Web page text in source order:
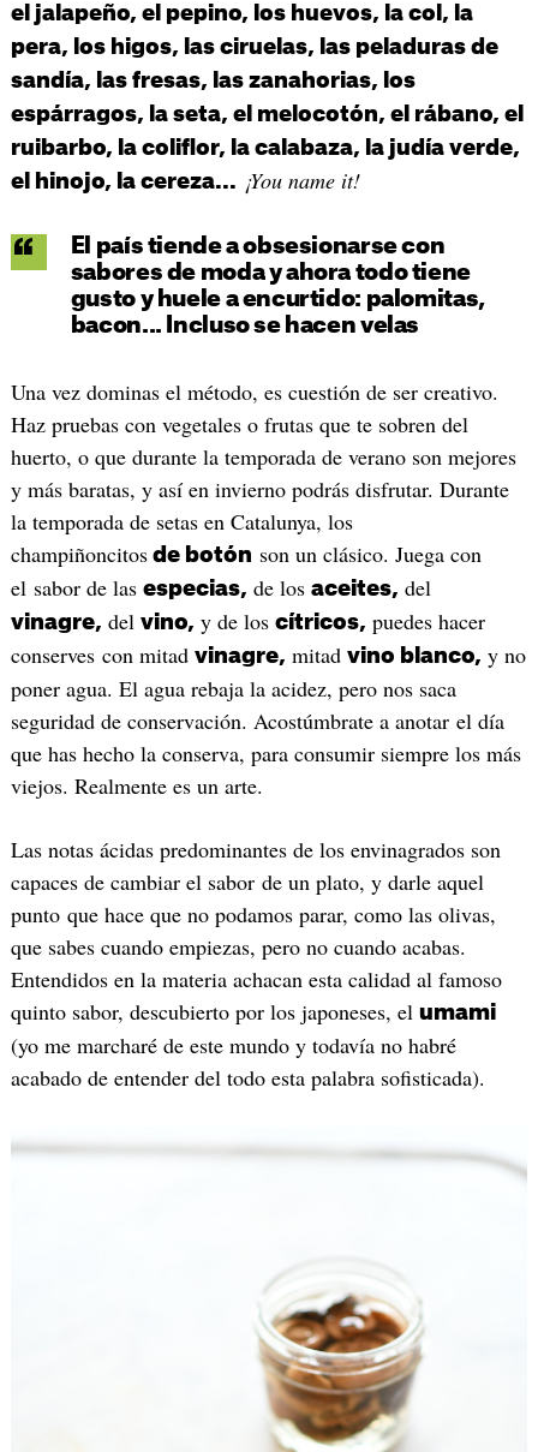
el jalapeño, el pepino, los huevos, la col, la
pera, los higos, las ciruelas, las peladuras de
sandía, las fresas, las zanahorias, los
espárragos, la seta, el melocotón, el rábano, el
ruibarbo, la coliflor, la calabaza, la judía verde,
el hinojo, la cereza... ¡You name it!
El país tiende a obsesionarse con
sabores de moda y ahora todo tiene
gusto y huele a encurtido: palomitas,
bacon... Incluso se hacen velas
Una vez dominas el método, es cuestión de ser creativo.
Haz pruebas con vegetales o frutas que te sobren del
huerto, o que durante la temporada de verano son mejores
y más baratas, y así en invierno podrás disfrutar. Durante
la temporada de setas en Catalunya, los
champiñoncitosde botón son un clásico. Juega con
el sabor de las especias, de los aceites, del
vinagre, del vino, y de los cítricos, puedes hacer
conserves con mitad vinagre, mitad vino blanco, y no
poner agua. El agua rebaja la acidez, pero nos saca
seguridad de conservación. Acostúmbrate a anotar el día
que has hecho la conserva, para consumir siempre los más
viejos. Realmente es un arte.
Las notas ácidas predominantes de los envinagrados son
capaces de cambiar el sabor de un plato, y darle aquel
punto que hace que no podamos parar, como las olivas,
que sabes cuando empiezas, pero no cuando acabas.
Entendidos en la materia achacan esta calidad al famoso
quinto sabor, descubierto por los japoneses, el umami
(yo me marcharé de este mundo y todavía no habré
acabado de entender del todo esta palabra sofisticada).